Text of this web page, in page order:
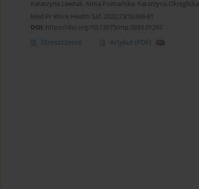
Katarzyna Lewtak, Anna Poznańska, Katarzyna Okręglicka
Med Pr Work Health Saf. 2022;73(5):369-81
DOI: https://doi.org/10.13075/mp.5893.01267
Streszczenie Artykuł (PDF)